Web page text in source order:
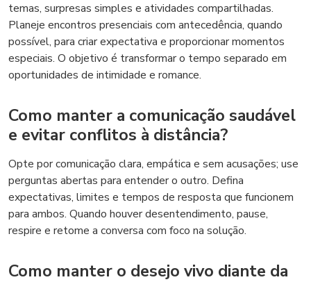
temas, surpresas simples e atividades compartilhadas.
Planeje encontros presenciais com antecedência, quando
possível, para criar expectativa e proporcionar momentos
especiais. O objetivo é transformar o tempo separado em
oportunidades de intimidade e romance.
Como manter a comunicação saudável
e evitar conflitos à distância?
Opte por comunicação clara, empática e sem acusações; use
perguntas abertas para entender o outro. Defina
expectativas, limites e tempos de resposta que funcionem
para ambos. Quando houver desentendimento, pause,
respire e retome a conversa com foco na solução.
Como manter o desejo vivo diante da